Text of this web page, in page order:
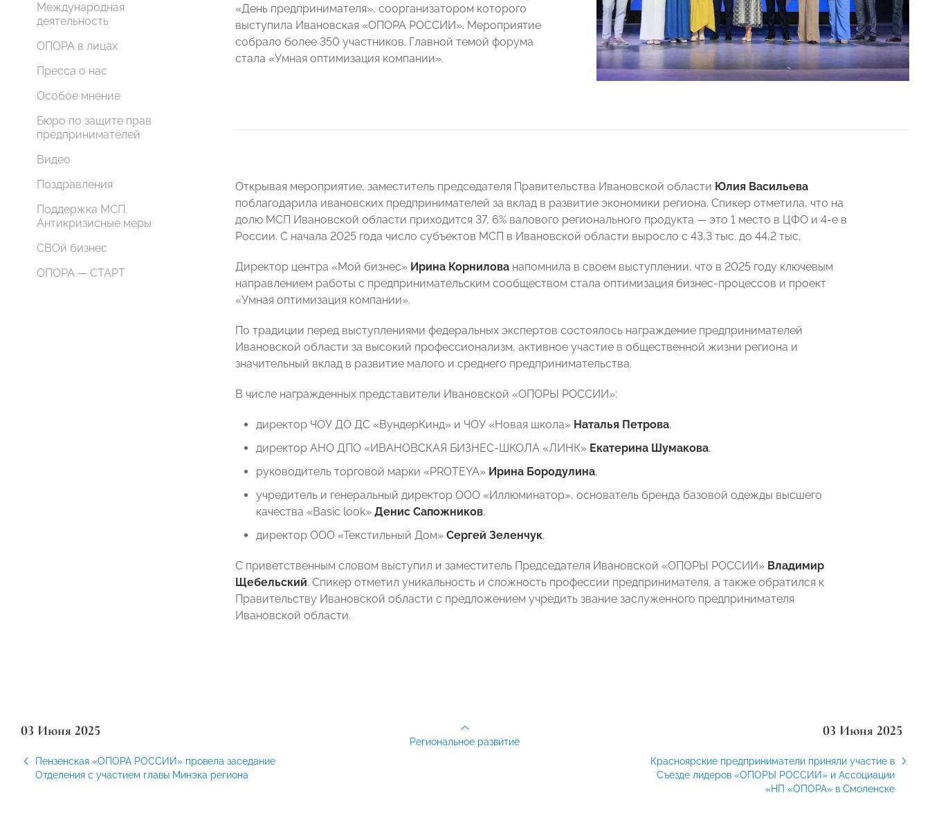
Международная
деятельность
ОПОРА в лицах
Пресса о нас
Особое мнение
Бюро по защите прав
предпринимателей
Видео
Поздравления
Поддержка МСП.
Антикризисные меры
СВОй бизнес
ОПОРА — СТАРТ
«День предпринимателя», соорганизатором которого
выступила Ивановская «ОПОРА РОССИИ». Мероприятие
собрало более 350 участников. Главной темой форума
стала «Умная оптимизация компании».
Открывая мероприятие, заместитель председателя Правительства Ивановской области Юлия Васильева
поблагодарила ивановских предпринимателей за вклад в развитие экономики региона. Спикер отметила, что на
долю МСП Ивановской области приходится 37, 6% валового регионального продукта — это 1 место в ЦФО и 4-е в
России. С начала 2025 года число субъектов МСП в Ивановской области выросло с 43,3 тыс. до 44,2 тыс.
Директор центра «Мой бизнес» Ирина Корнилова напомнила в своем выступлении, что в 2025 году ключевым
направлением работы с предпринимательским сообществом стала оптимизация бизнес-процессов и проект
«Умная оптимизация компании».
По традиции перед выступлениями федеральных экспертов состоялось награждение предпринимателей
Ивановской области за высокий профессионализм, активное участие в общественной жизни региона и
значительный вклад в развитие малого и среднего предпринимательства.
В числе награжденных представители Ивановской «ОПОРЫ РОССИИ»:
директор ЧОУ ДО ДС «ВундерКинд» и ЧОУ «Новая школа» Наталья Петрова,
директор АНО ДПО «ИВАНОВСКАЯ БИЗНЕС-ШКОЛА «ЛИНК» Екатерина Шумакова,
руководитель торговой марки «PROTEYA» Ирина Бородулина,
учредитель и генеральный директор ООО «Иллюминатор», основатель бренда базовой одежды высшего
качества «Basic look» Денис Сапожников,
директор ООО «Текстильный Дом» Сергей Зеленчук.
С приветственным словом выступил и заместитель Председателя Ивановской «ОПОРЫ РОССИИ» Владимир
Щебельский. Спикер отметил уникальность и сложность профессии предпринимателя, а также обратился к
Правительству Ивановской области с предложением учредить звание заслуженного предпринимателя
Ивановской области.
03 Июня 2025
Пензенская «ОПОРА РОССИИ» провела заседание
Отделения с участием главы Минэка региона
03 Июня 2025
Красноярские предприниматели приняли участие в
Съезде лидеров «ОПОРЫ РОССИИ» и Ассоциации
«НП «ОПОРА» в Смоленске
Региональное развитие